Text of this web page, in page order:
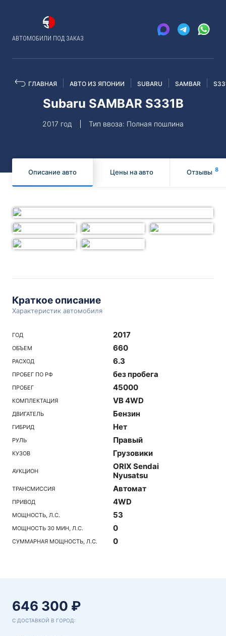
АВТОМОБИЛИ ПОД ЗАКАЗ
ГЛАВНАЯ АВТО ИЗ ЯПОНИИ SUBARU SAMBAR
Subaru SAMBAR S331B
2017 год Тип ввоза: Полная пошлина
Описание авто Цены на авто Отзывы 8
Краткое описание
Характеристик автомобиля
ГОД 2017
ОБЪЕМ 660
РАСХОД 6.3
ПРОБЕГ ПО РФ без пробега
ПРОБЕГ 45000
КОМПЛЕКТАЦИЯ VB 4WD
ДВИГАТЕЛЬ Бензин
ГИБРИД Нет
РУЛЬ Правый
КУЗОВ Грузовики
АУКЦИОН
ORIX Sendai
Nyusatsu
ТРАНСМИССИЯ Автомат
ПРИВОД 4WD
МОЩНОСТЬ, Л.С. 53
МОЩНОСТЬ 30 МИН, Л.С. 0
СУММАРНАЯ МОЩНОСТЬ, Л.С. 0
646 300 ₽
С ДОСТАВКОЙ В ГОРОД: